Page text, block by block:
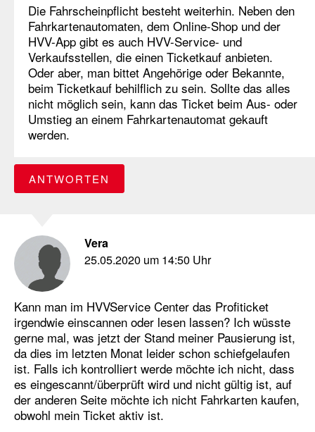
Die Fahrscheinpflicht besteht weiterhin. Neben den
Fahrkartenautomaten, dem Online-Shop und der
HVV-App gibt es auch HVV-Service- und
Verkaufsstellen, die einen Ticketkauf anbieten.
Oder aber, man bittet Angehörige oder Bekannte,
beim Ticketkauf behilflich zu sein. Sollte das alles
nicht möglich sein, kann das Ticket beim Aus- oder
Umstieg an einem Fahrkartenautomat gekauft
werden.
ANTWORTEN
Vera
25.05.2020 um 14:50 Uhr
Kann man im HVVService Center das Profiticket
irgendwie einscannen oder lesen lassen? Ich wüsste
gerne mal, was jetzt der Stand meiner Pausierung ist,
da dies im letzten Monat leider schon schiefgelaufen
ist. Falls ich kontrolliert werde möchte ich nicht, dass
es eingescannt/überprüft wird und nicht gültig ist, auf
der anderen Seite möchte ich nicht Fahrkarten kaufen,
obwohl mein Ticket aktiv ist.